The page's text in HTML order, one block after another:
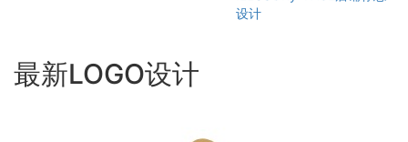
设计
最新LOGO设计